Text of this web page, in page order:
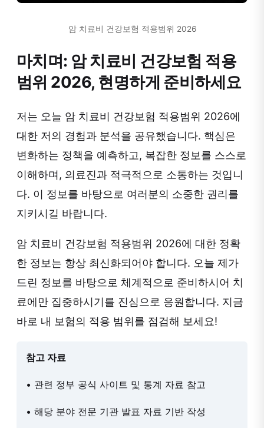
암 치료비 건강보험 적용범위 2026
마치며: 암 치료비 건강보험 적용
범위 2026, 현명하게 준비하세요
저는 오늘 암 치료비 건강보험 적용범위 2026에
대한 저의 경험과 분석을 공유했습니다. 핵심은
변화하는 정책을 예측하고, 복잡한 정보를 스스로
이해하며, 의료진과 적극적으로 소통하는 것입니
다. 이 정보를 바탕으로 여러분의 소중한 권리를
지키시길 바랍니다.
암 치료비 건강보험 적용범위 2026에 대한 정확
한 정보는 항상 최신화되어야 합니다. 오늘 제가
드린 정보를 바탕으로 체계적으로 준비하시어 치
료에만 집중하시기를 진심으로 응원합니다. 지금
바로 내 보험의 적용 범위를 점검해 보세요!
참고 자료
• 관련 정부 공식 사이트 및 통계 자료 참고
• 해당 분야 전문 기관 발표 자료 기반 작성